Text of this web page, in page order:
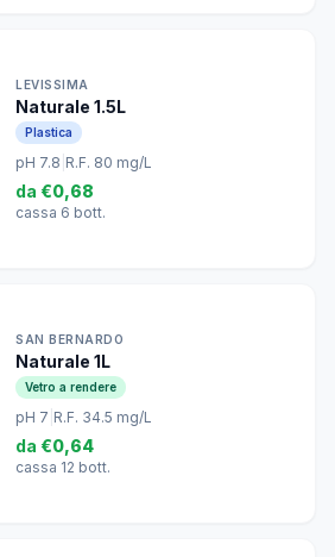
LEVISSIMA
Naturale 1.5L
Plastica
pH 7.8 R.F. 80 mg/L
da €0,68
cassa 6 bott.
SAN BERNARDO
Naturale 1L
Vetro a rendere
pH 7 R.F. 34.5 mg/L
da €0,64
cassa 12 bott.